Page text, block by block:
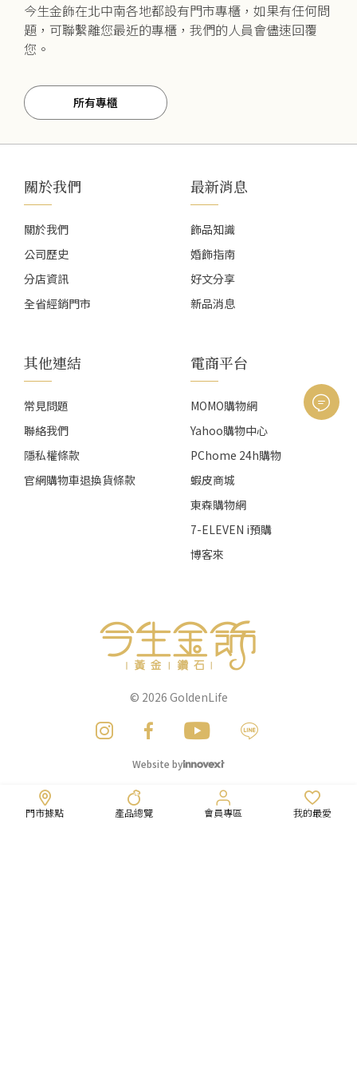
今生金飾在北中南各地都設有門市專櫃，如果有任何問
題，可聯繫離您最近的專櫃，我們的人員會儘速回覆
您。
所有專櫃
門市據點 產品總覽 會員專區 我的最愛
關於我們
關於我們
公司歷史
分店資訊
全省經銷門市
最新消息
飾品知識
婚飾指南
好文分享
新品消息
其他連結
常見問題
聯絡我們
隱私權條款
官網購物車退換貨條款
電商平台
MOMO購物網
Yahoo購物中心
PChome 24h購物
蝦皮商城
東森購物網
7-ELEVEN i預購
博客來
© 2026 GoldenLife
Website by